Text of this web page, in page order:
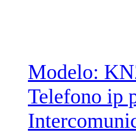
Modelo:
Telefono ip